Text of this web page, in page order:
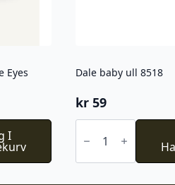
Eyes
I
Dale baby ull 8518
kr59
Dale
ull
8518